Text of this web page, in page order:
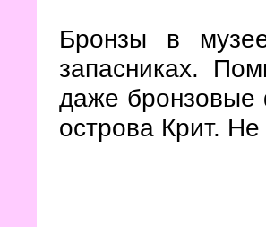
Бронзы в
запасниках.
даже
острова Крит.